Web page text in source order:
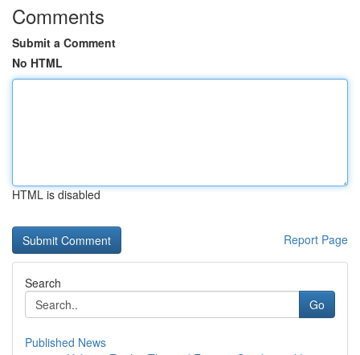
Comments
Submit a Comment
No HTML
HTML is disabled
Report Page
Search
Go
Published News